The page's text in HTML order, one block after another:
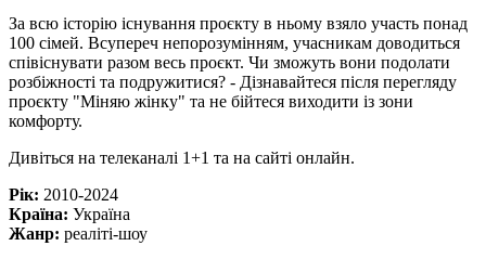
За всю історію існування проєкту в ньому взяло участь понад
100 сімей. Всупереч непорозумінням, учасникам доводиться
співіснувати разом весь проєкт. Чи зможуть вони подолати
розбіжності та подружитися? - Дізнавайтеся після перегляду
проєкту "Міняю жінку" та не бійтеся виходити із зони
комфорту.
Дивіться на телеканалі 1+1 та на сайті онлайн.
Рік: 2010-2024
Країна: Україна
Жанр: реаліті-шоу